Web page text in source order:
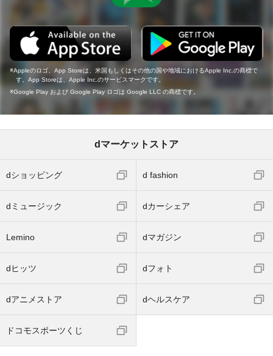
Appleのロゴ、App Storeは、米国もしくはその他の国や地域におけるApple Inc.の商標で
す。App Storeは、Apple Inc.のサービスマークです。
Google Play および Google Play ロゴは Google LLC の商標です。
dマーケットストア
dショッピング d fashion
dミュージック dカーシェア
Lemino dマガジン
dヒッツ dフォト
dアニメストア dヘルスケア
ドコモスポーツくじ